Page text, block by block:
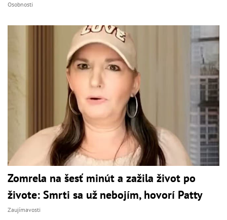
Osobnosti
Zomrela na šesť minút a zažila život po
živote: Smrti sa už nebojím, hovorí Patty
Zaujímavosti